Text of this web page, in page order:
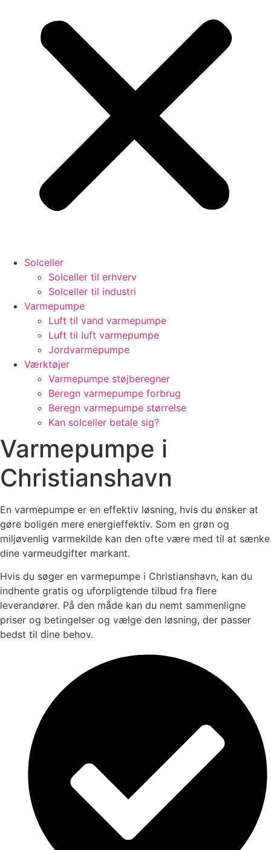
Solceller
Solceller til erhverv
Solceller til industri
Varmepumpe
Luft til vand varmepumpe
Luft til luft varmepumpe
Jordvarmepumpe
Værktøjer
Varmepumpe støjberegner
Beregn varmepumpe forbrug
Beregn varmepumpe størrelse
Kan solceller betale sig?
Varmepumpe i
Christianshavn
En varmepumpe er en effektiv løsning, hvis du ønsker at
gøre boligen mere energieffektiv. Som en grøn og
miljøvenlig varmekilde kan den ofte være med til at sænke
dine varmeudgifter markant.
Hvis du søger en varmepumpe i Christianshavn, kan du
indhente gratis og uforpligtende tilbud fra flere
leverandører. På den måde kan du nemt sammenligne
priser og betingelser og vælge den løsning, der passer
bedst til dine behov.